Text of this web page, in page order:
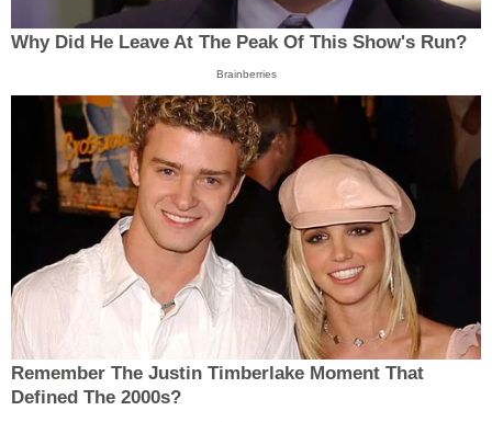
Why Did He Leave At The Peak Of This Show's Run?
Brainberries
Remember The Justin Timberlake Moment That
Defined The 2000s?